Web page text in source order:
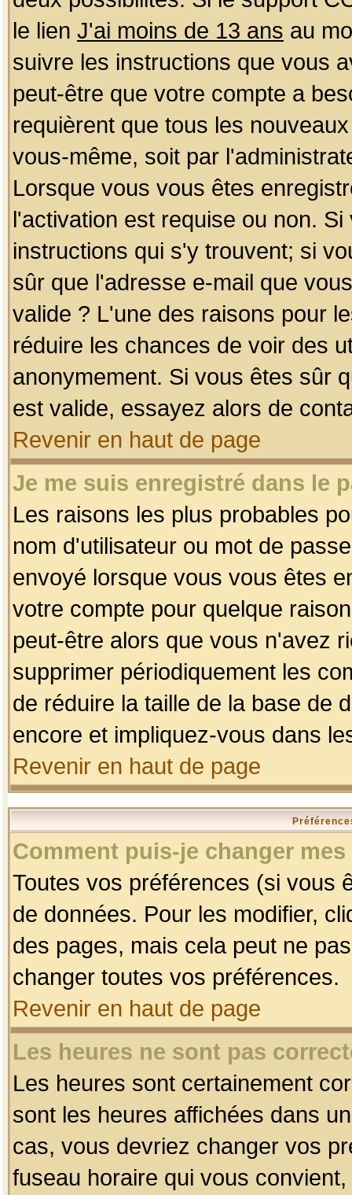
le lien J'ai moins de 13 ans au
suivre les instructions que vous
peut-être que votre compte a
requièrent que tous les
vous-même, soit par
Lorsque vous vous êtes
l'activation est requise ou non.
instructions qui s'y trouvent; si
sûr que l'adresse e-mail que
valide ? L'une des raisons pour
réduire les chances de voir des
anonymement. Si vous êtes sûr
est valide, essayez alors de
Revenir en haut de page
Je me suis enregistré dans le
Les raisons les plus probables
nom d'utilisateur ou mot de
envoyé lorsque vous vous êtes
votre compte pour quelque
peut-être alors que vous n'avez
supprimer périodiquement les
de réduire la taille de la base de
encore et impliquez-vous dans
Revenir en haut de page
Comment puis-je changer
Toutes vos préférences (si vous
de données. Pour les modifier,
des pages, mais cela peut ne
changer toutes vos préférences.
Revenir en haut de page
Les heures ne sont pas
Les heures sont certainement
sont les heures affichées dans
cas, vous devriez changer vos
fuseau horaire qui vous